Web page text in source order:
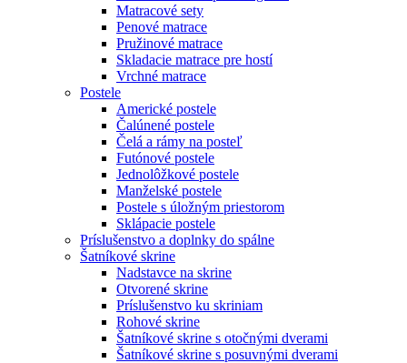
Matracové sety
Penové matrace
Pružinové matrace
Skladacie matrace pre hostí
Vrchné matrace
Postele
Americké postele
Čalúnené postele
Čelá a rámy na posteľ
Futónové postele
Jednolôžkové postele
Manželské postele
Postele s úložným priestorom
Sklápacie postele
Príslušenstvo a doplnky do spálne
Šatníkové skrine
Nadstavce na skrine
Otvorené skrine
Príslušenstvo ku skriniam
Rohové skrine
Šatníkové skrine s otočnými dverami
Šatníkové skrine s posuvnými dverami